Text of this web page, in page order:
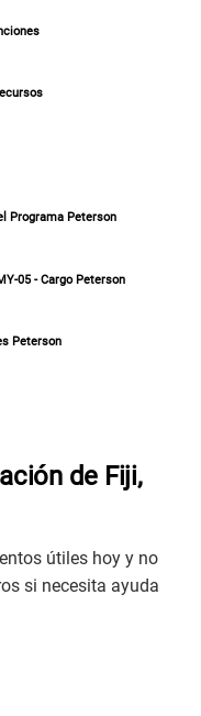
Programa Peterson
05 - Cargo Peterson
Peterson
de Fiji,
útiles hoy y no
si necesita ayuda